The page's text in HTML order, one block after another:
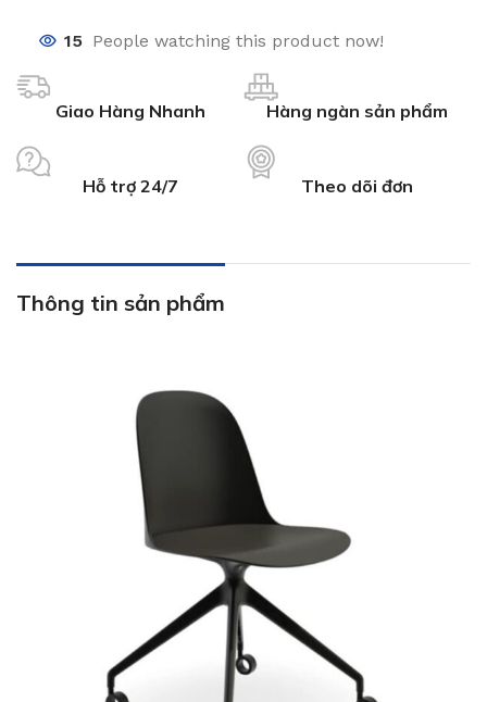
15 People watching this product now!
Giao Hàng Nhanh Hàng ngàn sản phẩm
Hỗ trợ 24/7 Theo dõi đơn
Thông tin sản phẩm